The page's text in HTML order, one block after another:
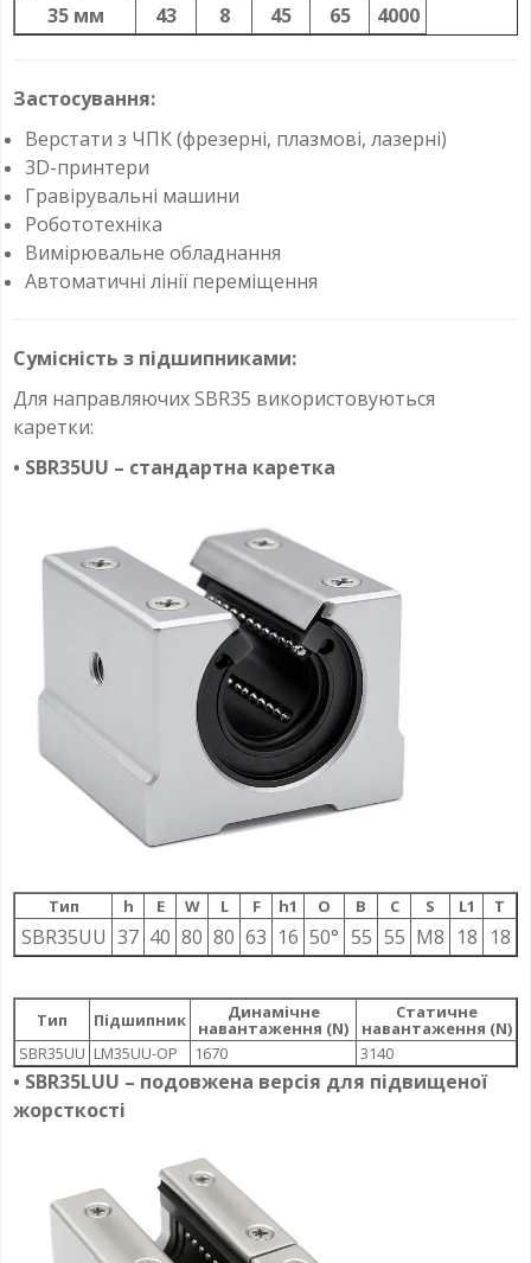
35 мм 43 8 45 65 4000
Застосування:
Верстати з ЧПК (фрезерні, плазмові, лазерні)
3D-принтери
Гравірувальні машини
Робототехніка
Вимірювальне обладнання
Автоматичні лінії переміщення
Сумісність з підшипниками:
Для направляючих SBR35 використовуються
каретки:
• SBR35UU – стандартна каретка
Тип h E W L F h1 О B C S L1 T
SBR35UU 37 40 80 80 63 16 50° 55 55 M8 18 18
Тип Підшипник Динамічне
навантаження (N)
Статичне
навантаження (N)
SBR35UU LM35UU-OP 1670 3140
• SBR35LUU – подовжена версія для підвищеної
жорсткості